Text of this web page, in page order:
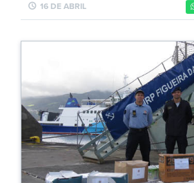
schedule 16 DE ABRIL